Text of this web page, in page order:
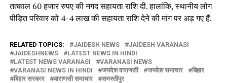
तत्काल 60 हजार रुपए की नगद सहायता राशि दी. हालांकि, स्थानीय लोग
पीड़ित परिवार को 4-4 लाख की सहायता राशि देने की मांग पर अड़ गए हैं.
RELATED TOPICS: JAIDESH NEWS
JAIDESH VARANASI
JAIDESHNEWS
LATEST NEWS IN HINDI
LATEST NEWS VARANASI
VARANASI NEWS
VARANASI NEWS IN HINDI
जयदेश वाराणसी जयदेश समाचार
बिहार
बिहार सरकार
वाराणसी समाचार समस्तीपुर